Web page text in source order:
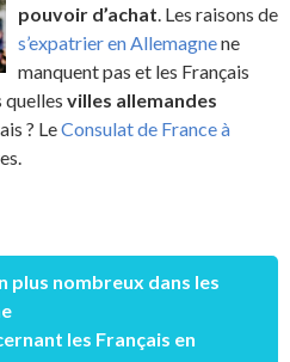
pouvoir d’achat. Les raisons de
s’expatrier en Allemagnene
manquent pas et les Français
quelles villes allemandes
? LeConsulat de France à
plus nombreux dans les
les Français en